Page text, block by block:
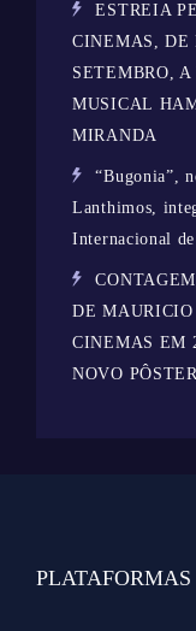
ESTREIA
CINEMAS, DE
SETEMBRO,
MUSICAL
MIRANDA
“Bugonia”,
Lanthimos,
Internacional
DE MAURICIO
CINEMAS EM
NOVO
PLATAFORMAS